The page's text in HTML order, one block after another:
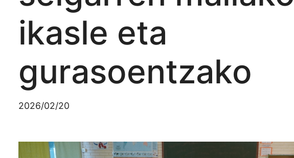
ikasle eta
gurasoentzako
2026/02/20
Irudia